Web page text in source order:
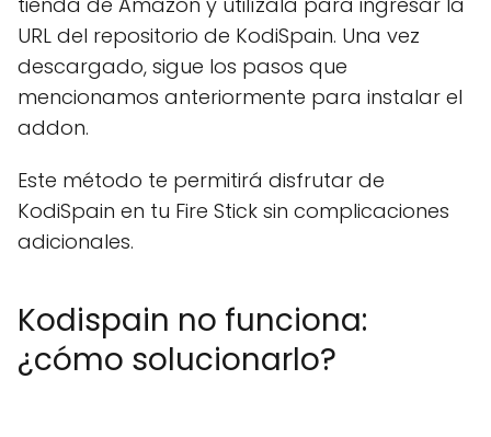
URL del repositorio de KodiSpain. Una vez
descargado, sigue los pasos que
mencionamos anteriormente para instalar el
addon.
Este método te permitirá disfrutar de
KodiSpain en tu Fire Stick sin complicaciones
adicionales.
Kodispain no funciona:
¿cómo solucionarlo?